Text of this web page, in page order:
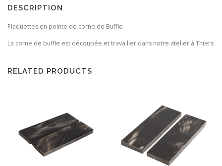
DESCRIPTION
Plaquettes en pointe de corne de Buffle
La corne de buffle est découpée et travailler dans notre atelier à Thiers
RELATED PRODUCTS